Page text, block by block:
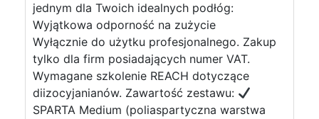
jednym dla Twoich idealnych podłóg:
Wyjątkowa odporność na zużycie
Wyłącznie do użytku profesjonalnego. Zakup
tylko dla firm posiadających numer VAT.
Wymagane szkolenie REACH dotyczące
diizocyjanianów. Zawartość zestawu:
SPARTA Medium (poliaspartyczna warstwa